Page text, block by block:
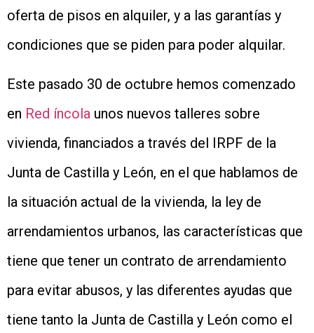
oferta de pisos en alquiler, y a las garantías y
condiciones que se piden para poder alquilar.
Este pasado 30 de octubre hemos comenzado
en Red íncola unos nuevos talleres sobre
vivienda, financiados a través del IRPF de la
Junta de Castilla y León, en el que hablamos de
la situación actual de la vivienda, la ley de
arrendamientos urbanos, las características que
tiene que tener un contrato de arrendamiento
para evitar abusos, y las diferentes ayudas que
tiene tanto la Junta de Castilla y León como el